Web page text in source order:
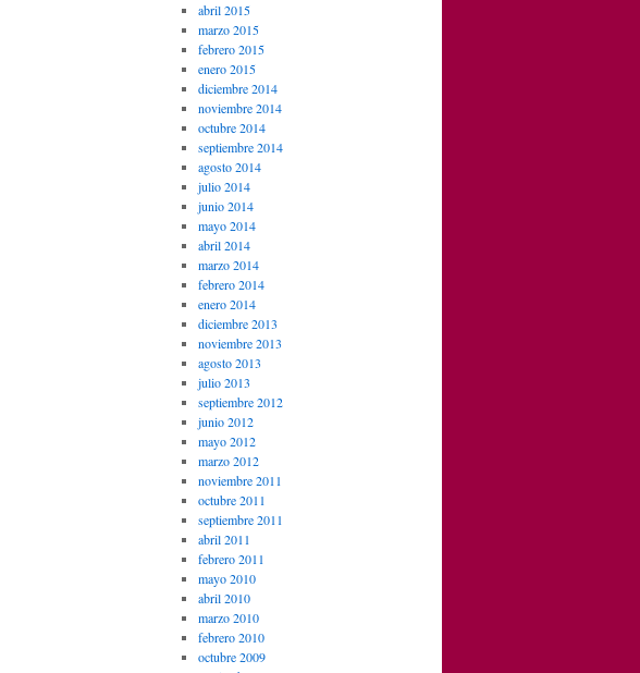
abril 2015
marzo 2015
febrero 2015
enero 2015
diciembre 2014
noviembre 2014
octubre 2014
septiembre 2014
agosto 2014
julio 2014
junio 2014
mayo 2014
abril 2014
marzo 2014
febrero 2014
enero 2014
diciembre 2013
noviembre 2013
agosto 2013
julio 2013
septiembre 2012
junio 2012
mayo 2012
marzo 2012
noviembre 2011
octubre 2011
septiembre 2011
abril 2011
febrero 2011
mayo 2010
abril 2010
marzo 2010
febrero 2010
octubre 2009